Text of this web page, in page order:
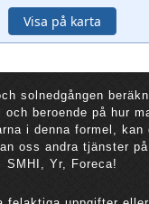
Visa på karta
solnedgången
beroende på hur
i denna formel,
oss andra tjänster
SMHI, Yr, Foreca!